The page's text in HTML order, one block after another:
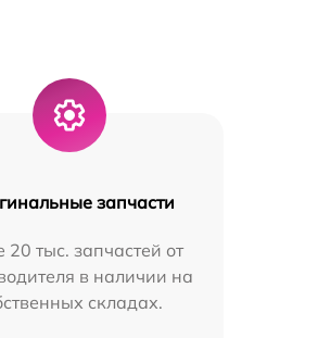
запчасти
20 тыс. запчастей от
в наличии на
складах.